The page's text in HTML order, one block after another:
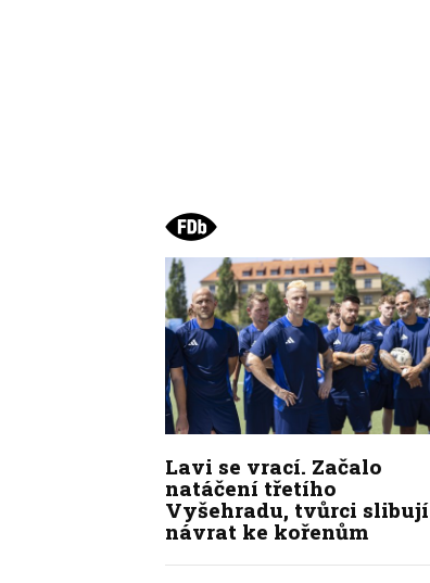
Lavi se vrací. Začalo
natáčení třetího
Vyšehradu, tvůrci slibují
návrat ke kořenům